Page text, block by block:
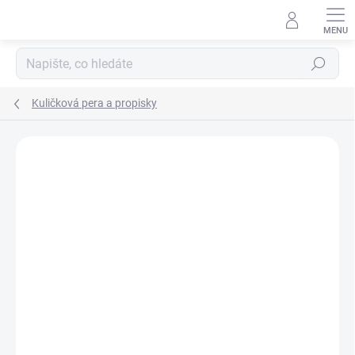
Hledat
Kuličková pera a propisky